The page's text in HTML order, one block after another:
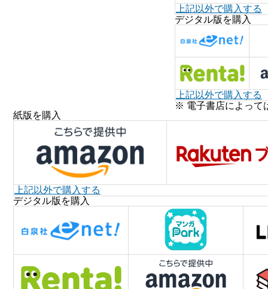
上記以外で購入する
デジタル版を購入
上記以外で購入する
※ 電子書店によって
紙版を購入
上記以外で購入する
デジタル版を購入